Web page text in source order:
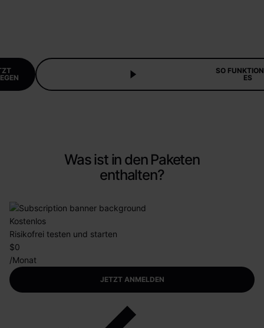
SO
ES
Was ist in den Paketen
enthalten?
Kostenlos
Risikofrei testen und starten
$0
/Monat
JETZT ANMELDEN